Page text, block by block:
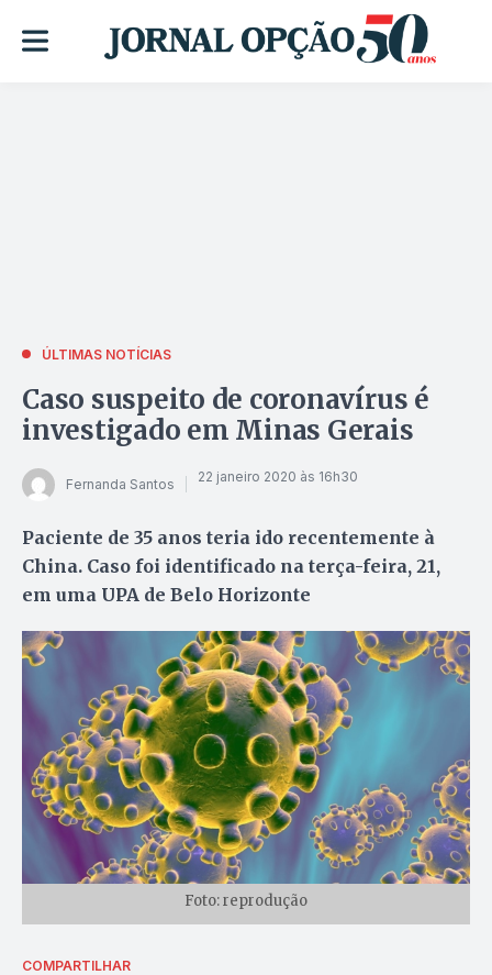
ÚLTIMAS NOTÍCIAS
Caso suspeito de coronavírus é
investigado em Minas Gerais
Fernanda Santos 22 janeiro 2020 às 16h30
Paciente de 35 anos teria ido recentemente à
China. Caso foi identificado na terça-feira, 21,
em uma UPA de Belo Horizonte
Foto: reprodução
COMPARTILHAR